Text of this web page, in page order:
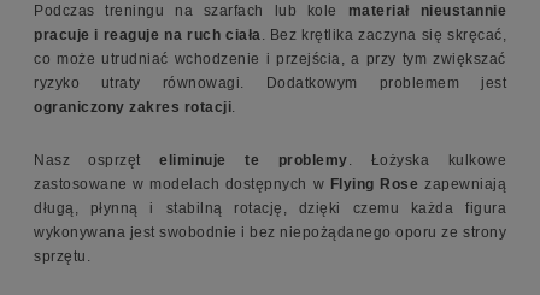
Podczas treningu na szarfach lub kole materiał nieustannie
pracuje i reaguje na ruch ciała. Bez krętlika zaczyna się skręcać,
co może utrudniać wchodzenie i przejścia, a przy tym zwiększać
ryzyko utraty równowagi. Dodatkowym problemem jest
ograniczony zakres rotacji.
Nasz osprzęteliminuje te problemy. Łożyska kulkowe
zastosowane w modelach dostępnych w Flying Rose zapewniają
długą, płynną i stabilną rotację, dzięki czemu każda figura
wykonywana jest swobodnie i bez niepożądanego oporu ze strony
sprzętu.